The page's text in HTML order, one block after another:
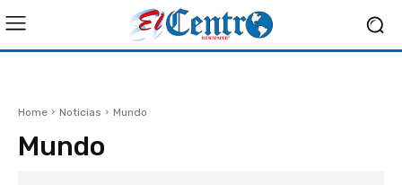
Home Noticias Mundo
Mundo